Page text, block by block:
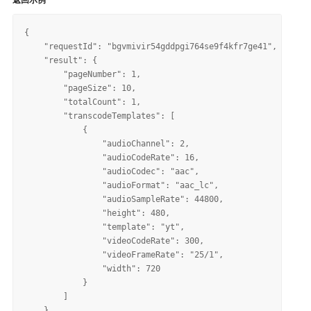
{
    "requestId": "bgvmivir54gddpgi764se9f4kfr7ge41",
    "result": {
        "pageNumber": 1,
        "pageSize": 10,
        "totalCount": 1,
        "transcodeTemplates": [
            {
                "audioChannel": 2,
                "audioCodeRate": 16,
                "audioCodec": "aac",
                "audioFormat": "aac_lc",
                "audioSampleRate": 44800,
                "height": 480,
                "template": "yt",
                "videoCodeRate": 300,
                "videoFrameRate": "25/1",
                "width": 720
            }
        ]